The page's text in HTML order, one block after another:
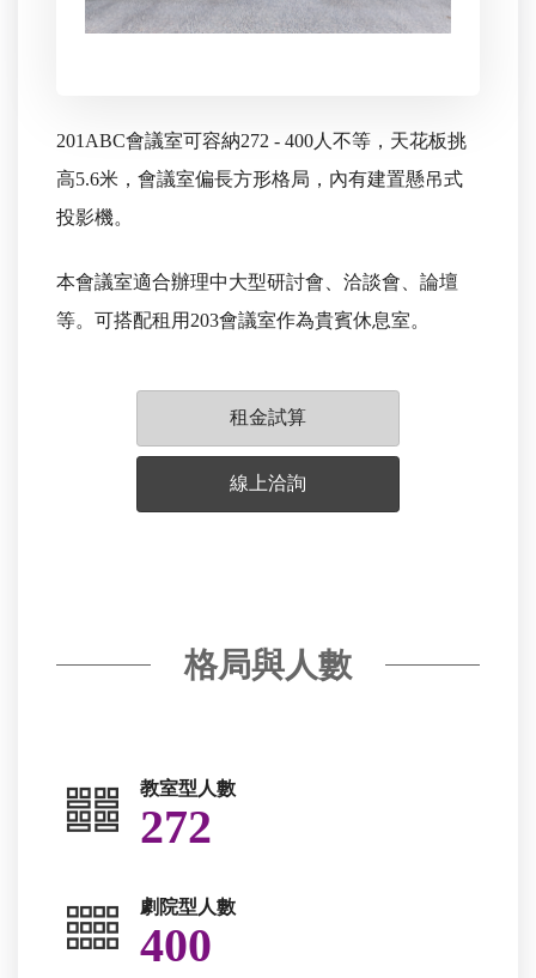
201ABC會議室可容納272 - 400人不等，天花板挑
高5.6米，會議室偏長方形格局，內有建置懸吊式
投影機。
本會議室適合辦理中大型研討會、洽談會、論壇
等。可搭配租用203會議室作為貴賓休息室。
租金試算
線上洽詢
格局與人數
教室型人數
272
劇院型人數
400